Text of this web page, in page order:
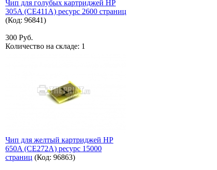
Чип для голубых картриджей HP
305A (CE411A) ресурс 2600 страниц
(Код: 96841)
300 Руб.
Количество на складе: 1
Чип для желтый картриджей HP
650A (CE272A) ресурс 15000
страниц (Код: 96863)